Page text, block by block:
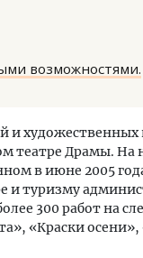
возможностями.
и
театре Драмы.
в июне 2005
и туризму
300 работ на
«Краски осени»,
архитектурных
в фасадах и